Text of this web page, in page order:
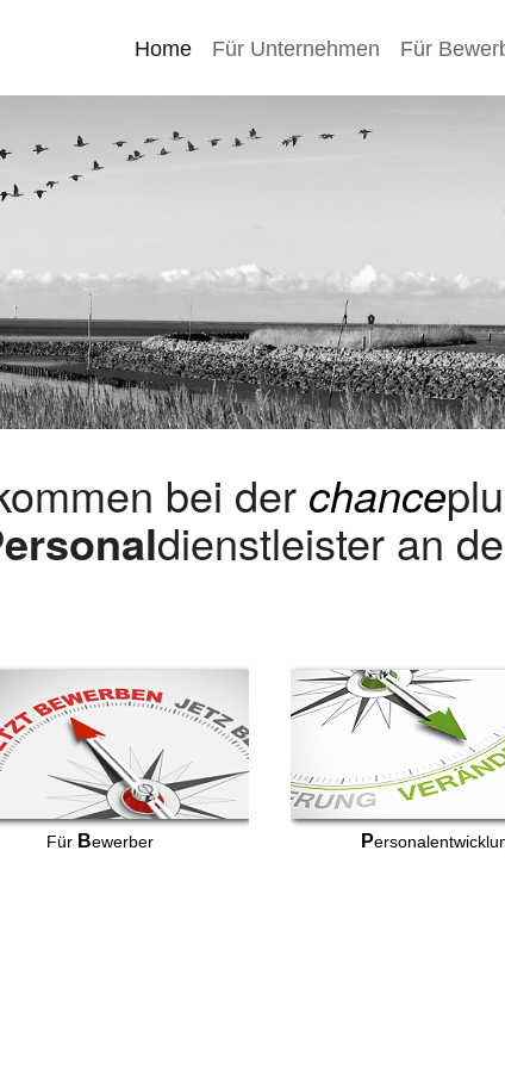
Home Für Unternehmen Für
bei der chance
dienstleister an
Für Bewerber P